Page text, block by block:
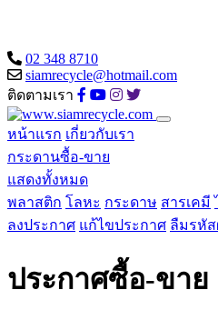
02 348 8710
siamrecycle@hotmail.com
ติดตามเรา
หน้าแรก เกี่ยวกับเรา
กระดานซื้อ-ขาย
แสดงทั้งหมด
พลาสติก โลหะ กระดาษ สารเคมี
ลงประกาศ แก้ไขประกาศ ลืมรหั
ประกาศซื้อ-ขาย